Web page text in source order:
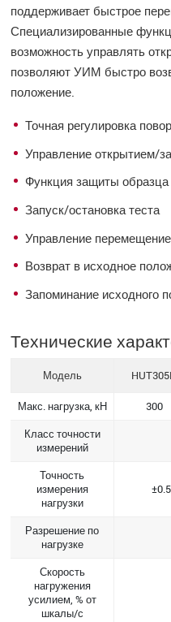
поддерживает быстрое
Специализированные
возможность управлять
позволяют УИМ быстро
положение.
Точная регулировка
Управление открытием/
Функция защиты образца
Запуск/остановка теста
Управление
Возврат в исходное
Запоминание исходного
Технические
Модель
Макс. нагрузка, кН 300
Класс точности
измерений
Точность
измерения
нагрузки
Разрешение по
нагрузке
Скорость
нагружения
усилием, % от
шкалы/с